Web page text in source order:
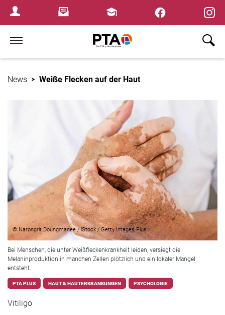
Login MenuNewsletterFortbildungen
Home
News Weiße Flecken auf der Haut
© Narongrit Doungmanee / iStock / Getty Images Plus
Bei Menschen, die unter Weißfleckenkrankheit leiden, versiegt die
Melaninproduktion in manchen Zellen plötzlich und ein lokaler Mangel
entsteht.
PTA PLUS HAUT & HAUTERKRANKUNGEN PSYCHOLOGIE
Vitiligo
×